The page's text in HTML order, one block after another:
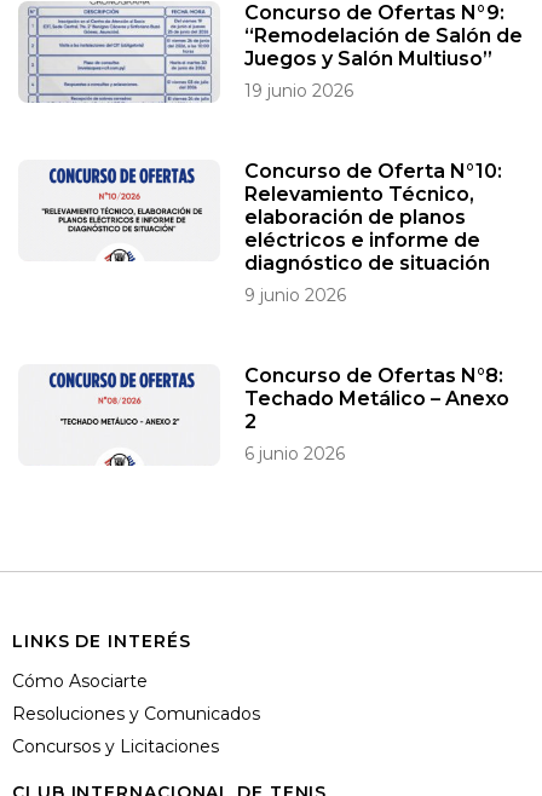
Concurso de Ofertas N°9:
“Remodelación de Salón de
Juegos y Salón Multiuso”
19 junio 2026
Concurso de Oferta N°10:
Relevamiento Técnico,
elaboración de planos
eléctricos e informe de
diagnóstico de situación
9 junio 2026
Concurso de Ofertas N°8:
Techado Metálico – Anexo
2
6 junio 2026
LINKS DE INTERÉS
Cómo Asociarte
Resoluciones y Comunicados
Concursos y Licitaciones